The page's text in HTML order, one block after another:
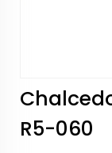
R5-060